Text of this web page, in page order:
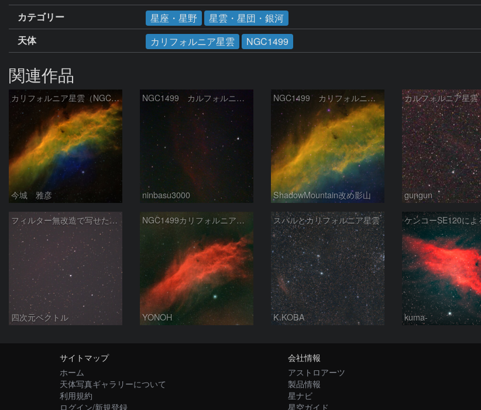
カテゴリー
星座・星野
星雲・星団・銀河
天体
カリフォルニア星雲 NGC1499
関連作品
カリフォルニア星雲（NGC 1499）
今城 雅彦
NGC1499 カルフォルニア星雲
ninbasu3000
NGC1499 カリフォルニア星雲
ShadowMountain改め影山
カルフォルニア星雲
gungun
フィルター無改造で写せたカリフォルニア星雲
四次元ベクトル
NGC1499カリフォルニア星雲
YONOH
スバルとカリフォルニア星雲
K.KOBA kuma-
サイトマップ
ホーム
天体写真ギャラリーについて
利用規約
ログイン/新規登録
会社情報
アストロアーツ
製品情報
星ナビ
星空ガイド